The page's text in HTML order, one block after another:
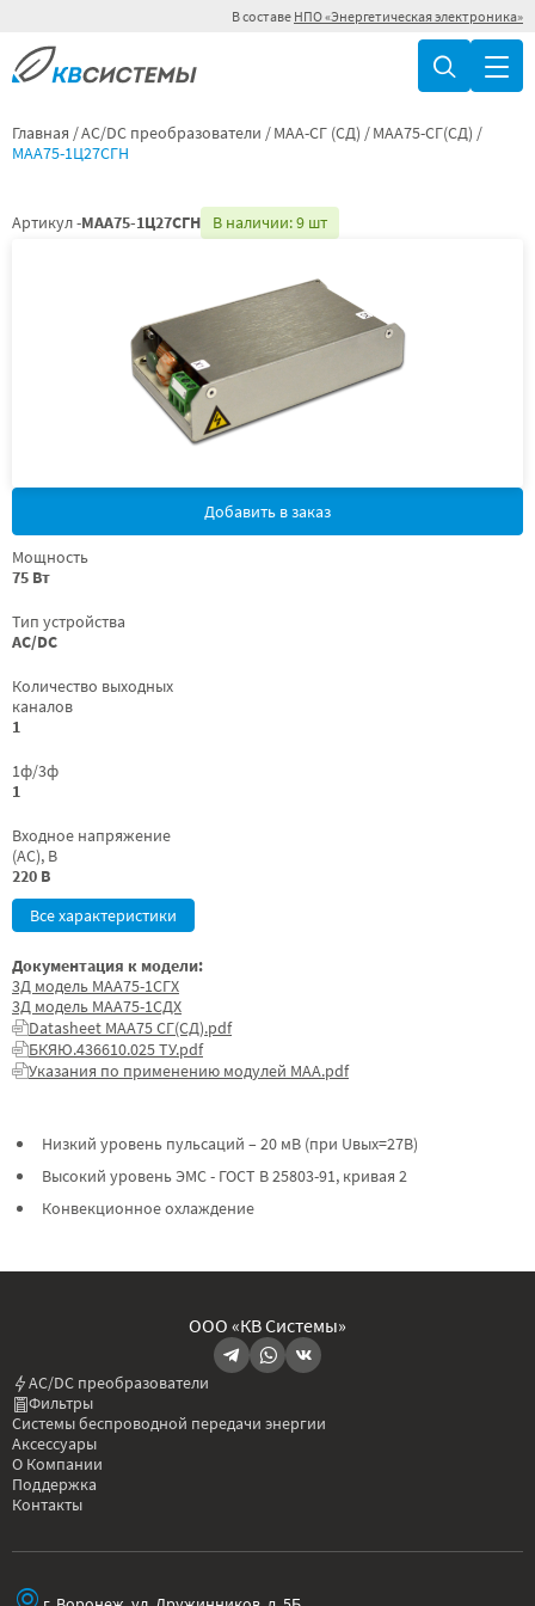
В составе НПО «Энергетическая электроника»
Главная AC/DC преобразователи МАА-СГ (СД)
МАА75-СГ(СД)
МАА75-1Ц27СГН
Артикул -МАА75-1Ц27СГН В наличии: 9 шт
Добавить в заказ
Мощность
75 Вт
Тип устройства
AC/DC
Количество выходных
каналов
1
1ф/3ф
1
Входное напряжение
(AC), В
220 В
Все характеристики
Низкий уровень пульсаций – 20 мВ (при Uвых=27В)
Высокий уровень ЭМС - ГОСТ В 25803-91, кривая 2
Конвекционное охлаждение
Документация к модели:
3Д модель МАА75-1СГХ
3Д модель МАА75-1СДХ
Datasheet МАА75 СГ(СД).pdf
БКЯЮ.436610.025 ТУ.pdf
Указания по применению модулей МАА.pdf
ООО «КВ Системы»
AC/DC преобразователи
Фильтры
Системы беспроводной передачи энергии
Аксессуары
О Компании
Поддержка
Контакты